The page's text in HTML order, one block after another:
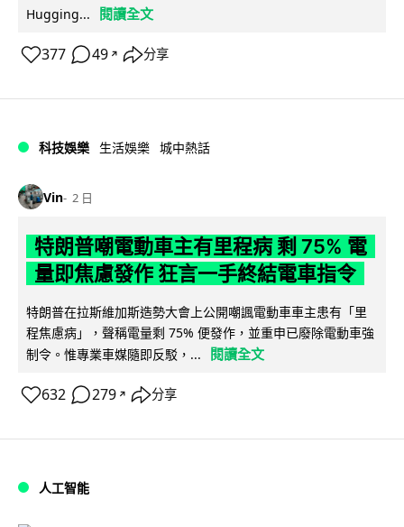
Hugging...
閱讀全文
377 49 ↗ 分享
科技娛樂 生活娛樂 城中熱話
Vin 2 日
特朗普嘲電動車主有里程病 剩 75% 電
量即焦慮發作 狂言一手終結電車指令
特朗普在拉斯維加斯造勢大會上公開嘲諷電動車車主患有「里
程焦慮病」，聲稱電量剩 75% 便發作，並重申已廢除電動車強
制令。惟專業車媒隨即反駁，...
閱讀全文
632 279 ↗ 分享
人工智能